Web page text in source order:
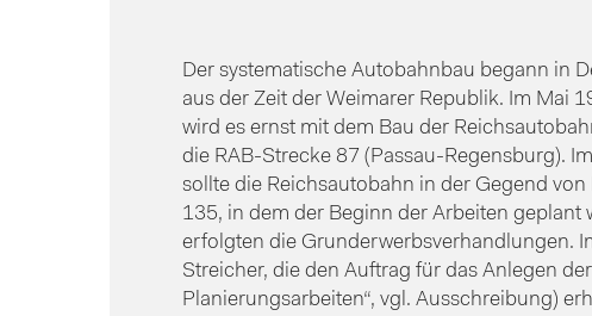
Der systematische Autobahnbau begann in
aus der Zeit der Weimarer Republik. Im Mai
wird es ernst mit dem Bau der
die RAB-Strecke 87 (Passau-Regensburg).
sollte die Reichsautobahn in der Gegend
135, in dem der Beginn der Arbeiten geplant
erfolgten die Grunderwerbsverhandlungen.
Streicher, die den Auftrag für das Anlegen
Planierungsarbeiten“, vgl. Ausschreibung)